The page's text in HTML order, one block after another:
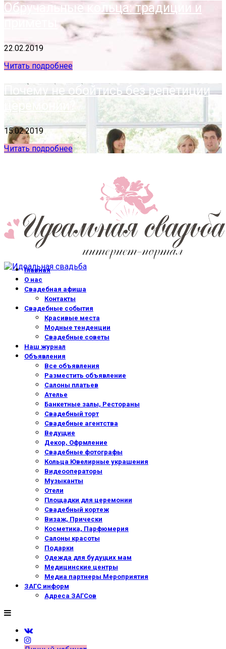
Обручальные кольца: традиции и
приметы
22.02.2019
Читать подробнее
Почему не обойтись без репетиции
церемонии?
15.02.2019
Читать подробнее
Главная
О нас
Свадебная афиша
Контакты
Свадебные события
Красивые места
Модные тенденции
Свадебные советы
Наш журнал
Объявления
Все объявления
Разместить объявление
Салоны платьев
Ателье
Банкетные залы, Рестораны
Свадебный торт
Свадебные агентства
Ведущие
Декор, Офрмление
Свадебные фотографы
Кольца Ювелирные украшения
Видеооператоры
Музыканты
Отели
Площадки для церемонии
Свадебный кортеж
Визаж, Прически
Косметика, Парфюмерия
Салоны красоты
Подарки
Одежда для будущих мам
Медицинские центры
Медиа партнеры Мероприятия
ЗАГС информ
Адреса ЗАГСов